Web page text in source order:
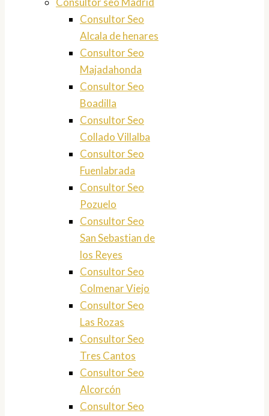
Consultor Seo
Alcala de henares
Consultor Seo
Majadahonda
Consultor Seo
Boadilla
Consultor Seo
Collado Villalba
Consultor Seo
Fuenlabrada
Consultor Seo
Pozuelo
Consultor Seo
San Sebastian de
los Reyes
Consultor Seo
Colmenar Viejo
Consultor Seo
Las Rozas
Consultor Seo
Tres Cantos
Consultor Seo
Alcorcón
Consultor Seo